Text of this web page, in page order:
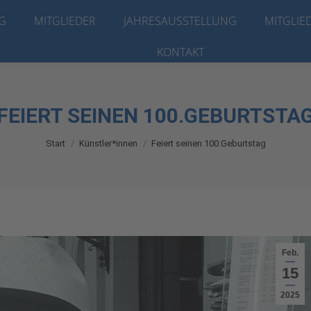
MITGLIEDER JAHRESAUSSTELLUNG
KONTAKT
SEINEN
Sie befinden sich hier:
Start Künstler*innen Feiert seinen 100.Geburtstag
Feb.
15
2025
MITGLIEDER JAHRESAUSSTELLUNG
KONTAKT